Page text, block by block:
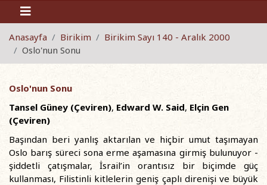
Anasayfa Birikim
Birikim Sayı 140 - Aralık 2000
Oslo'nun Sonu
Oslo'nun Sonu
Tansel Güney (Çeviren), Edward W. Said, Elçin Gen
(Çeviren)
Başından beri yanlış aktarılan ve hiçbir umut taşımayan
Oslo barış süreci sona erme aşamasına girmiş bulunuyor -
şiddetli çatışmalar, İsrail’in orantısız bir biçimde güç
kullanması, Filistinli kitlelerin geniş çaplı direnişi ve büyük